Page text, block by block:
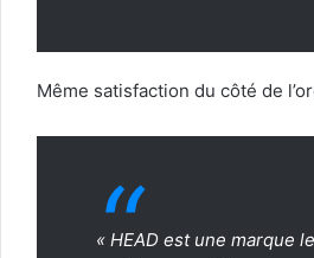
Même satisfaction du côté de
« HEAD est une marque